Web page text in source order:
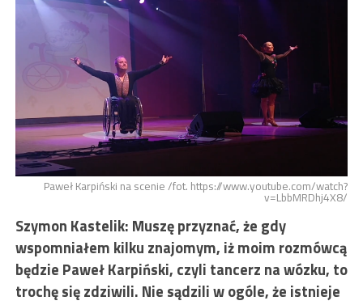
Paweł Karpiński na scenie /fot. https://www.youtube.com/watch?
v=LbbMRDhj4X8/
Szymon Kastelik: Muszę przyznać, że gdy
wspomniałem kilku znajomym, iż moim rozmówcą
będzie Paweł Karpiński, czyli tancerz na wózku, to
trochę się zdziwili. Nie sądzili w ogóle, że istnieje